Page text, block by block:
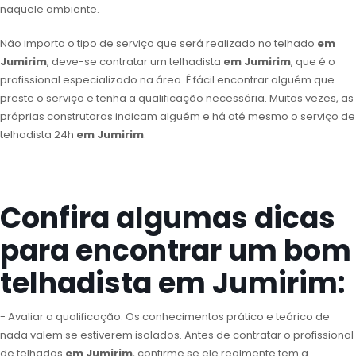
naquele ambiente.
Não importa o tipo de serviço que será realizado no telhado em
Jumirim, deve-se contratar um telhadista em Jumirim, que é o
profissional especializado na área. É fácil encontrar alguém que
preste o serviço e tenha a qualificação necessária. Muitas vezes, as
próprias construtoras indicam alguém e há até mesmo o serviço de
telhadista 24h em Jumirim.
Confira algumas dicas
para encontrar um bom
telhadista em Jumirim:
- Avaliar a qualificação: Os conhecimentos prático e teórico de
nada valem se estiverem isolados. Antes de contratar o profissional
de telhados em Jumirim, confirme se ele realmente tem a